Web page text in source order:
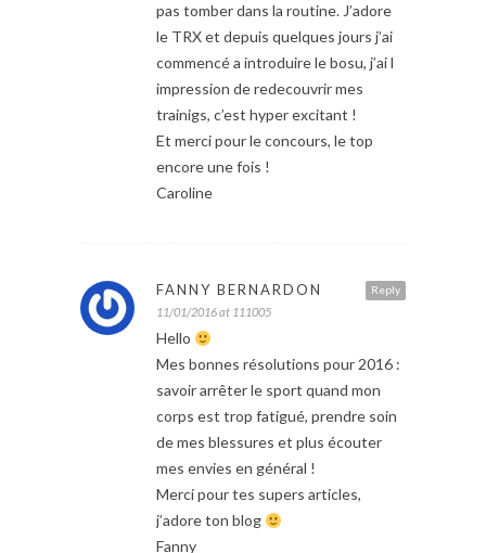
pas tomber dans la routine. J’adore
le TRX et depuis quelques jours j’ai
commencé a introduire le bosu, j’ai l
impression de redecouvrir mes
trainigs, c’est hyper excitant !
Et merci pour le concours, le top
encore une fois !
Caroline
Reply
FANNY BERNARDON
11/01/2016 at 111005
Hello
Mes bonnes résolutions pour 2016 :
savoir arrêter le sport quand mon
corps est trop fatigué, prendre soin
de mes blessures et plus écouter
mes envies en général !
Merci pour tes supers articles,
j’adore ton blog
Fanny